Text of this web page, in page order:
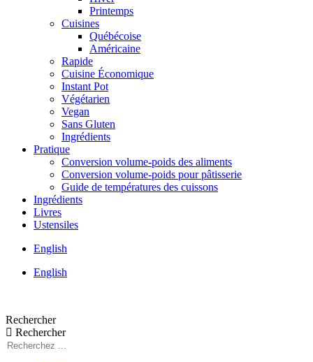
Printemps
Cuisines
Québécoise
Américaine
Rapide
Cuisine Économique
Instant Pot
Végétarien
Vegan
Sans Gluten
Ingrédients
Pratique
Conversion volume-poids des aliments
Conversion volume-poids pour pâtisserie
Guide de températures des cuissons
Ingrédients
Livres
Ustensiles
English
English
Rechercher
Rechercher